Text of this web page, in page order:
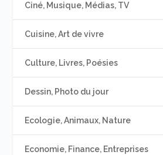
Ciné, Musique, Médias, TV
Cuisine, Art de vivre
Culture, Livres, Poésies
Dessin, Photo du jour
Ecologie, Animaux, Nature
Economie, Finance, Entreprises